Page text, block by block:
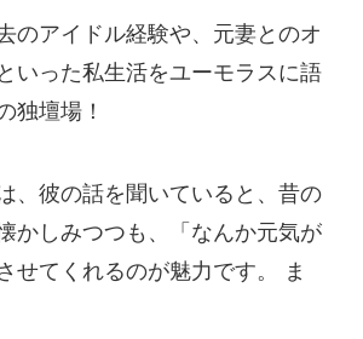
のアイドル経験や、元妻とのオ
いった私生活をユーモラスに語
独壇場！
、彼の話を聞いていると、昔の
かしみつつも、「なんか元気が
せてくれるのが魅力です。 ま